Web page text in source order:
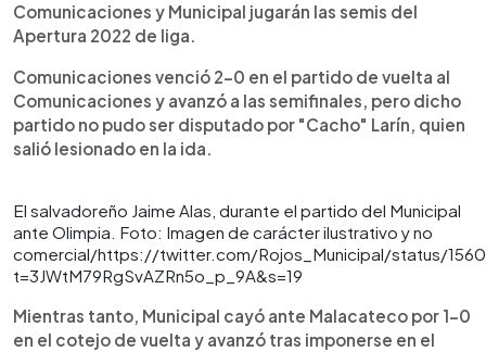
Comunicaciones y Municipal jugarán las semis del
Apertura 2022 de liga.
Comunicaciones venció 2-0 en el partido de vuelta al
Comunicaciones y avanzó a las semifinales, pero dicho
partido no pudo ser disputado por "Cacho" Larín, quien
salió lesionado en la ida.
El salvadoreño Jaime Alas, durante el partido del Municipal
ante Olimpia. Foto: Imagen de carácter ilustrativo y no
comercial/https://twitter.com/Rojos_Municipal/status/
t=3JWtM79RgSvAZRn5o_p_9A&s=19
Mientras tanto, Municipal cayó ante Malacateco por 1-0
en el cotejo de vuelta y avanzó tras imponerse en el